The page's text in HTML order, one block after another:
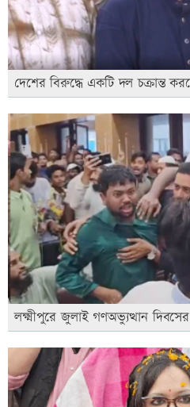
দেশের বিরুদ্ধে একটি দল চক্রান্ত
লক্ষ্মীপুরে জুলাই গণঅভ্যুত্থান